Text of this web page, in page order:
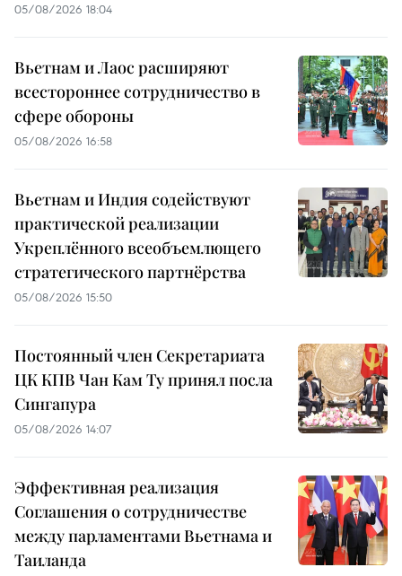
05/08/2026 18:04
Вьетнам и Лаос расширяют
всестороннее сотрудничество в
сфере обороны
05/08/2026 16:58
Вьетнам и Индия содействуют
практической реализации
Укреплённого всеобъемлющего
стратегического партнёрства
05/08/2026 15:50
Постоянный член Секретариата
ЦК КПВ Чан Кам Ту принял посла
Сингапура
05/08/2026 14:07
Эффективная реализация
Соглашения о сотрудничестве
между парламентами Вьетнама и
Таиланда